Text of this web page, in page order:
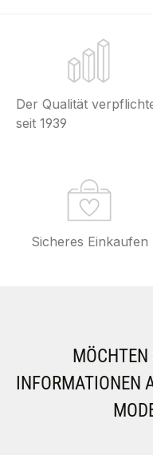
Der Qualität
seit 1939
Sicheres Einkaufen
MÖCHTEN
INFORMATIONEN